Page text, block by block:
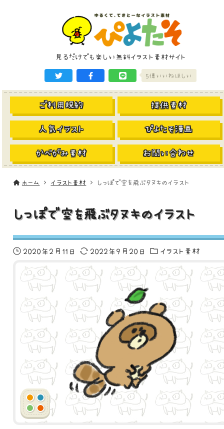
見るだけでも楽しい無料イラスト素材サイト
5億いいねほしい
ご利用規約 提供素材
人気イラスト ぴよたそ漫画
かべがみ素材 お問い合わせ
ホーム イラスト素材 しっぽで空を飛ぶタヌキのイラスト
しっぽで空を飛ぶタヌキのイラスト
2020年2月11日 2022年9月20日 イラスト素材